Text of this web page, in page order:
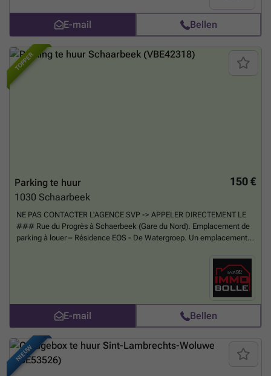
E-mail Bellen
TOPPER
150 €
Parking te huur
1030 Schaarbeek
NE PAS CONTACTER L'AGENCE SVP -> APPELER DIRECTEMENT LE
### Rue du Progrès à Schaerbeek (Gare du Nord). Emplacement de
parking à louer – Résidence EOS - De Watergroep. Un emplacement
facilement accessible via une grande porte automatique avec
télécommande. L’immeuble est récent (2010), bien entretenu et se
trouve à distance de la Gare du Nord, du futur Métro 3 et du shopping
Brabant. Loyer: 150 €/mois + 30 € de charges. Disponibilité:
immédiate NE PAS CONTACTER L'AGENCE SVP -> APPELER
DIRECTEMENT LE ###
E-mail Bellen
NIEUW